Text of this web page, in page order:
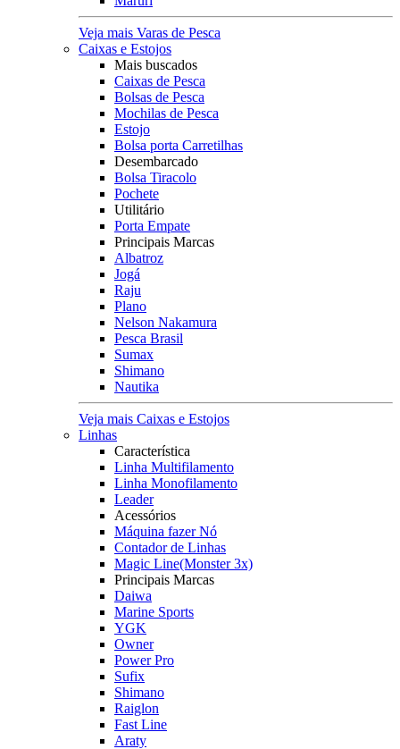
Veja mais Varas de Pesca
Caixas e Estojos
Mais buscados
Caixas de Pesca
Bolsas de Pesca
Mochilas de Pesca
Estojo
Bolsa porta Carretilhas
Desembarcado
Bolsa Tiracolo
Pochete
Utilitário
Porta Empate
Principais Marcas
Albatroz
Jogá
Raju
Plano
Nelson Nakamura
Pesca Brasil
Sumax
Shimano
Nautika
Veja mais Caixas e Estojos
Linhas
Característica
Linha Multifilamento
Linha Monofilamento
Leader
Acessórios
Máquina fazer Nó
Contador de Linhas
Magic Line(Monster 3x)
Principais Marcas
Daiwa
Marine Sports
YGK
Owner
Power Pro
Sufix
Shimano
Raiglon
Fast Line
Araty